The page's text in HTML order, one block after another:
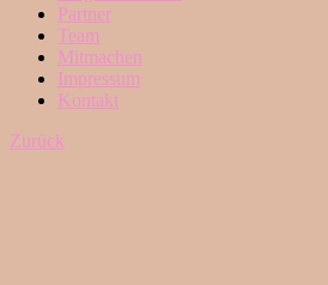
Partner
Team
Mitmachen
Impressum
Kontakt
Zurück